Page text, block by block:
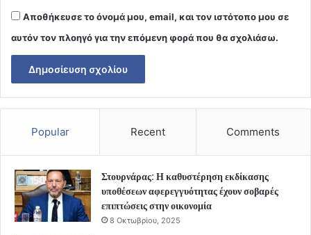
Αποθήκευσε το όνομά μου, email, και τον ιστότοπο μου σε
αυτόν τον πλοηγό για την επόμενη φορά που θα σχολιάσω.
Popular Recent Comments
Στουρνάρας: Η καθυστέρηση εκδίκασης
υποθέσεων αφερεγγυότητας έχουν σοβαρές
επιπτώσεις στην οικονομία
8 Οκτωβρίου, 2025